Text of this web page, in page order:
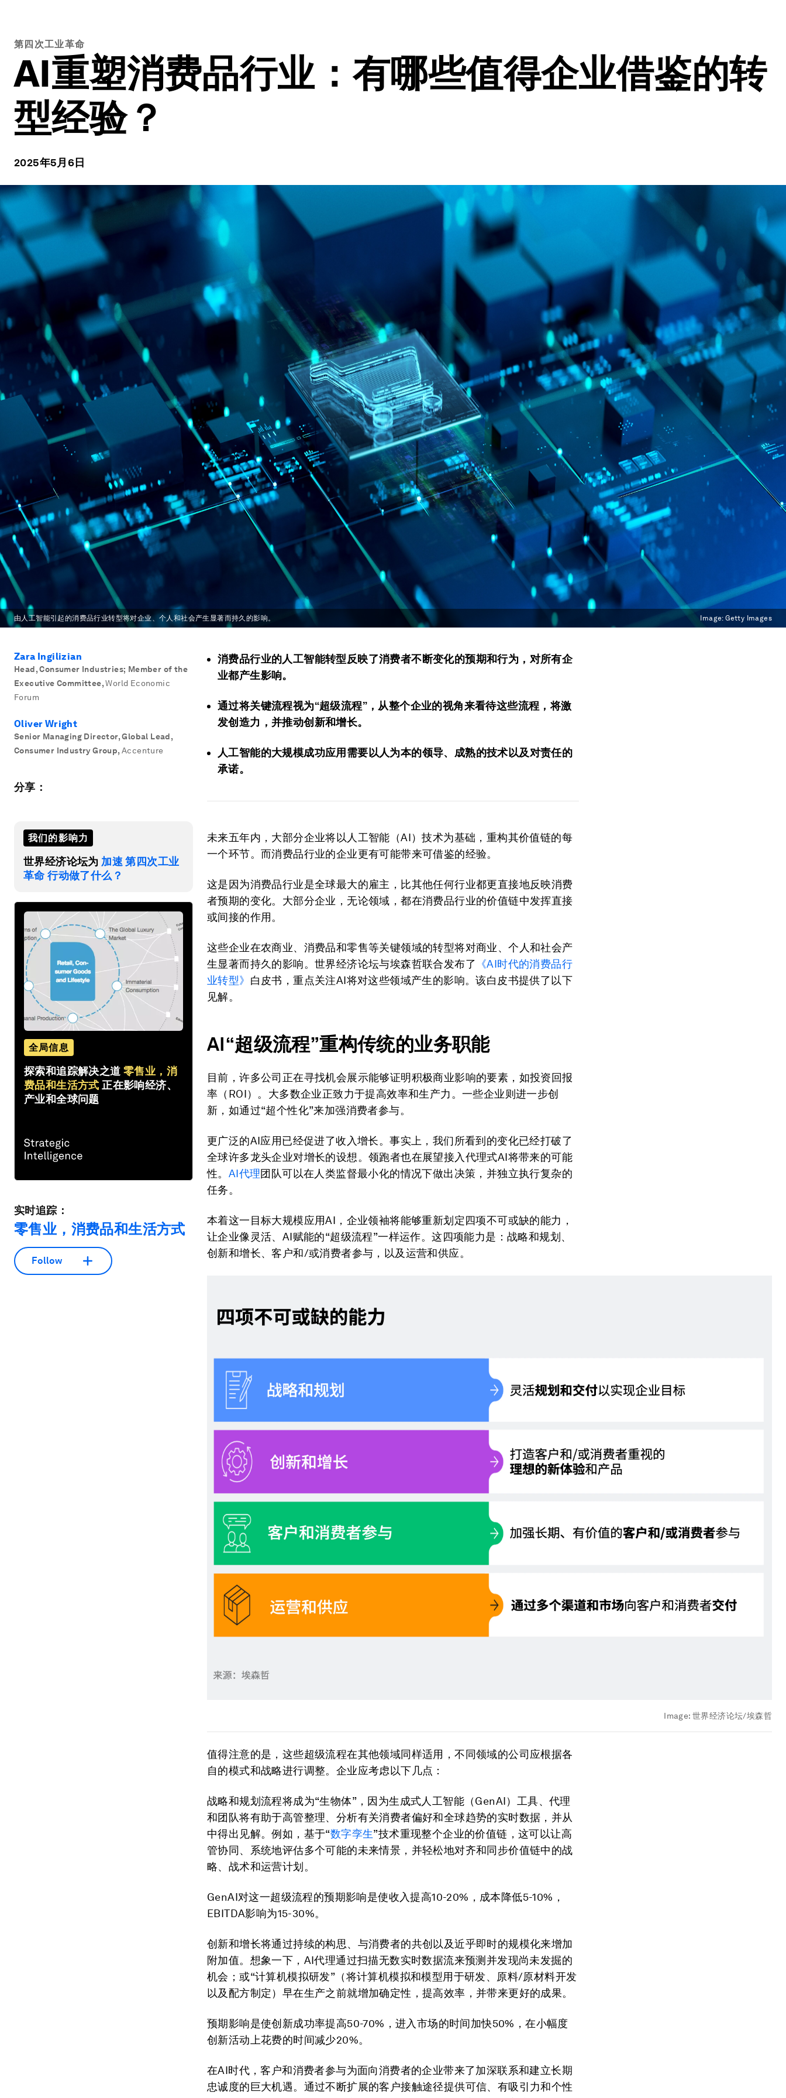
第四次工业革命
AI重塑消费品行业：有哪些值得企业借鉴的转
型经验？
2025年5月6日
由人工智能引起的消费品行业转型将对企业、个人和社会产生显著而持久的影响。 Image:Getty Images
Zara Ingilizian
Head, Consumer Industries; Member of the
Executive Committee, World Economic
Forum
Oliver Wright
Senior Managing Director, Global Lead,
Consumer Industry Group, Accenture
分享：
我们的影响力
世界经济论坛为 加速 第四次工业
革命 行动做了什么？
全局信息
探索和追踪解决之道 零售业，消
费品和生活方式 正在影响经济、
产业和全球问题
实时追踪：
零售业，消费品和生活方式
Follow
消费品行业的人工智能转型反映了消费者不断变化的预期和行为，对所有企
业都产生影响。
通过将关键流程视为“超级流程”，从整个企业的视角来看待这些流程，将激
发创造力，并推动创新和增长。
人工智能的大规模成功应用需要以人为本的领导、成熟的技术以及对责任的
承诺。
未来五年内，大部分企业将以人工智能（AI）技术为基础，重构其价值链的每
一个环节。而消费品行业的企业更有可能带来可借鉴的经验。
这是因为消费品行业是全球最大的雇主，比其他任何行业都更直接地反映消费
者预期的变化。大部分企业，无论领域，都在消费品行业的价值链中发挥直接
或间接的作用。
这些企业在农商业、消费品和零售等关键领域的转型将对商业、个人和社会产
生显著而持久的影响。世界经济论坛与埃森哲联合发布了 《AI时代的消费品行
业转型》 白皮书，重点关注AI将对这些领域产生的影响。该白皮书提供了以下
见解。
AI“超级流程”重构传统的业务职能
目前，许多公司正在寻找机会展示能够证明积极商业影响的要素，如投资回报
率（ROI）。大多数企业正致力于提高效率和生产力。一些企业则进一步创
新，如通过“超个性化”来加强消费者参与。
更广泛的AI应用已经促进了收入增长。事实上，我们所看到的变化已经打破了
全球许多龙头企业对增长的设想。领跑者也在展望接入代理式AI将带来的可能
性。 AI代理团队可以在人类监督最小化的情况下做出决策，并独立执行复杂的
任务。
本着这一目标大规模应用AI，企业领袖将能够重新划定四项不可或缺的能力，
让企业像灵活、AI赋能的“超级流程”一样运作。这四项能力是：战略和规划、
创新和增长、客户和/或消费者参与，以及运营和供应。
Image: 世界经济论坛/埃森哲
值得注意的是，这些超级流程在其他领域同样适用，不同领域的公司应根据各
自的模式和战略进行调整。企业应考虑以下几点：
战略和规划流程将成为“生物体”，因为生成式人工智能（GenAI）工具、代理
和团队将有助于高管整理、分析有关消费者偏好和全球趋势的实时数据，并从
中得出见解。例如，基于“数字孪生”技术重现整个企业的价值链，这可以让高
管协同、系统地评估多个可能的未来情景，并轻松地对齐和同步价值链中的战
略、战术和运营计划。
GenAI对这一超级流程的预期影响是使收入提高10-20%，成本降低5-10%，
EBITDA影响为15-30%。
创新和增长将通过持续的构思、与消费者的共创以及近乎即时的规模化来增加
附加值。想象一下，AI代理通过扫描无数实时数据流来预测并发现尚未发掘的
机会；或“计算机模拟研发”（将计算机模拟和模型用于研发、原料/原材料开发
以及配方制定）早在生产之前就增加确定性，提高效率，并带来更好的成果。
预期影响是使创新成功率提高50-70%，进入市场的时间加快50%，在小幅度
创新活动上花费的时间减少20%。
在AI时代，客户和消费者参与为面向消费者的企业带来了加深联系和建立长期
忠诚度的巨大机遇。通过不断扩展的客户接触途径提供可信、有吸引力和个性